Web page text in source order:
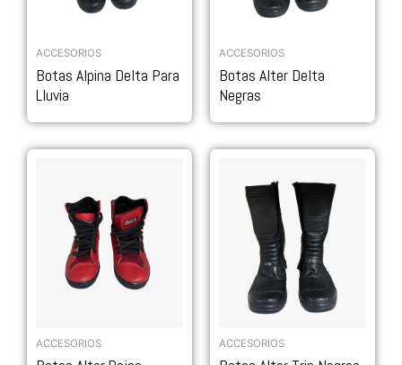
ACCESORIOS
Botas Alpina Delta Para
Lluvia
ACCESORIOS
Botas Alter Delta
Negras
ACCESORIOS ACCESORIOS